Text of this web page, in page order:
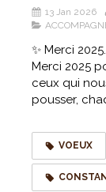
13 Jan 2026
✨ Merci
Merci 2025
ceux qui
pousser,
VOEUX